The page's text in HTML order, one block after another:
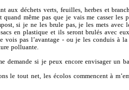
aux déchets verts, feuilles, herbes et
quand même pas que je vais me casser les
si je ne les brule pas, je les mets avec
sacs en plastique et ils seront brulés avec
vois pas l’avantage - ou je les conduis à la
polluante.
demande si je peux encore envisager un
le tout net, les écolos commencent à